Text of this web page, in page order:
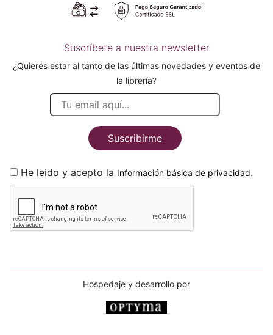
Suscríbete a nuestra newsletter
¿Quieres estar al tanto de las últimas novedades y eventos de
la librería?
Suscribirme
He leido y acepto la Información básica de privacidad.
Hospedaje y desarrollo por